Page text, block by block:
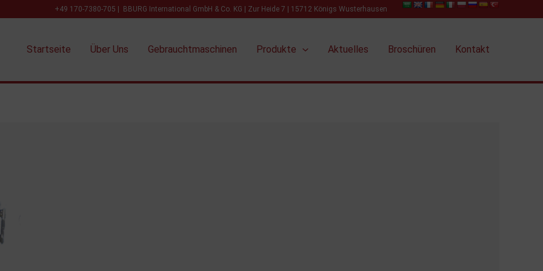
+49 170-7380-705 | BBURG International GmbH & Co. KG | Zur Heide 7 | 15712 Königs Wusterhausen
Startseite Über Uns Gebrauchtmaschinen Produkte Aktuelles Broschüren Kontakt